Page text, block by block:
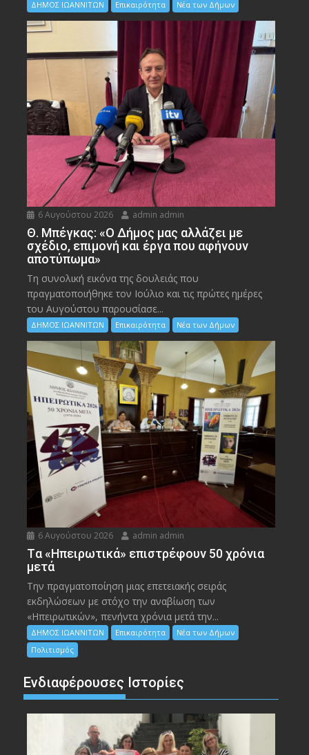
ΔΗΜΟΣ ΙΩΑΝΝΙΤΩΝ Επικαιρότητα Νέα των Δήμων
6 Αυγούστου 2026 admin admin
Θ. Μπέγκας: «Ο Δήμος μας αλλάζει με
σχέδιο, επιμονή και έργα που αφήνουν
αποτύπωμα»
Τη συνολική εικόνα της δουλειάς που
πραγματοποιήθηκε τον Ιούλιο και τις πρώτες ημέρες
του Αυγούστου παρουσίασε...
ΔΗΜΟΣ ΙΩΑΝΝΙΤΩΝ Επικαιρότητα Νέα των Δήμων
6 Αυγούστου 2026 admin admin
Tα «Ηπειρωτικά» επιστρέφουν 50 χρόνια
μετά
Την πραγματοποίηση μιας επετειακής σειράς
εκδηλώσεων με στόχο την αναβίωση των
«Ηπειρωτικών», πενήντα χρόνια μετά την...
ΔΗΜΟΣ ΙΩΑΝΝΙΤΩΝ Επικαιρότητα
Νέα των Δήμων
Πολιτισμός
Ενδιαφέρουσες Ιστορίες